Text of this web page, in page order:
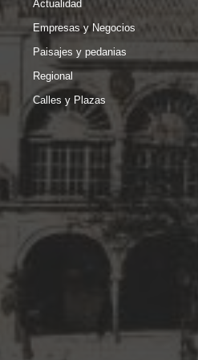
Actualidad
Empresas y Negocios
Paisajes y pedanias
Regional
Calles y Plazas